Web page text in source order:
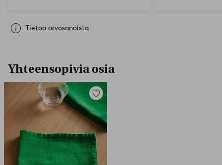
Tietoa arvosanoista
Yhteensopivia osia
Lisää
suosikkeihin